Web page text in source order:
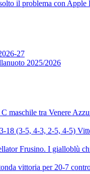
27
2025/2026